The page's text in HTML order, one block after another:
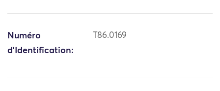
Numéro
d'Identification:
T86.0169